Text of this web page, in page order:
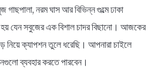
নরম ঘাস আর বিভিন্ন গুল্মে ঢাকা
যেন সবুজের এক বিশাল চাদর বিছানো। আজকের
নিয়ে ক্যাপশন তুলে ধরেছি। আপনারা চাইলে
ব্যবহার করতে পারবেন।